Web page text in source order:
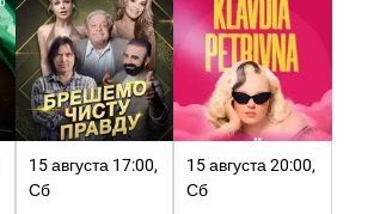
15 августа 17:00,
Сб
15 августа 20:00,
Сб